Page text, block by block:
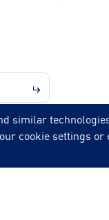
similar
cookie settings